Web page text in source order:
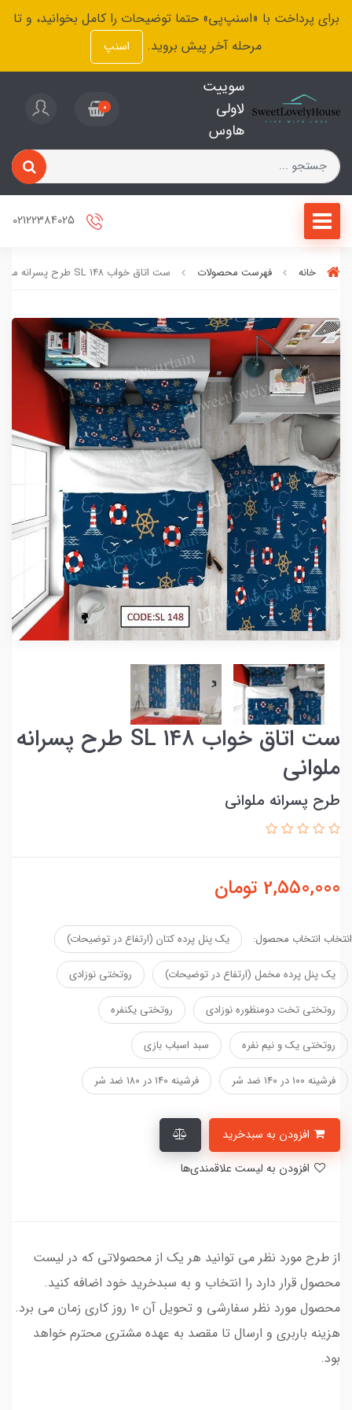
برای پرداخت با «اسنپ‌پی» حتما توضیحات را کامل بخوانید، و تا
مرحله آخر پیش بروید.
اسنپ
سوییت
لاولی
هاوس
0
خانه فهرست محصولات ست اتاق خواب ۱۴۸ SL طرح پسرانه ملوانی
ست اتاق خواب ۱۴۸ SL طرح پسرانه
ملوانی
طرح پسرانه ملوانی
2,550,000 تومان
انتخاب انتخاب محصول: یک پنل پرده کتان (ارتفاع در توضیحات)
یک پنل پرده مخمل (ارتفاع در توضیحات) روتختی نوزادی
روتختی تخت دومنظوره نوزادی روتختی یکنفره
روتختی یک و نیم نفره سبد اسباب بازی
فرشینه ۱۰۰ در ۱۴۰ ضد سُر فرشینه ۱۴۰ در ۱۸۰ ضد سُر
از طرح مورد نظر می توانید هر یک از محصولاتی که در لیست
محصول قرار دارد را انتخاب و به سبدخرید خود اضافه کنید.
محصول مورد نظر سفارشی و تحویل آن 10 روز کاری زمان می برد.
هزینه باربری و ارسال تا مقصد به عهده مشتری محترم خواهد
بود.